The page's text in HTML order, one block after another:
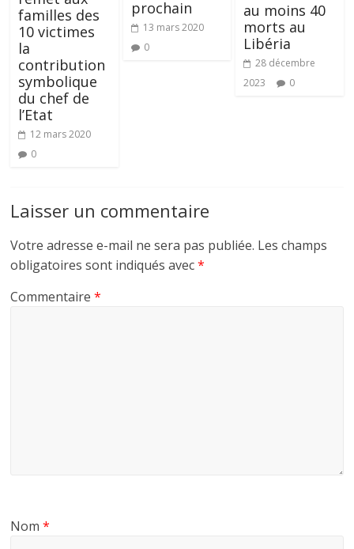
familles des
10 victimes
la
contribution
symbolique
du chef de
l’Etat
12 mars 2020
0
prochain
13 mars 2020
0
au moins 40
morts au
Libéria
28 décembre
2023
0
Laisser un commentaire
Votre adresse e-mail ne sera pas publiée. Les champs
obligatoires sont indiqués avec*
Commentaire*
Nom*